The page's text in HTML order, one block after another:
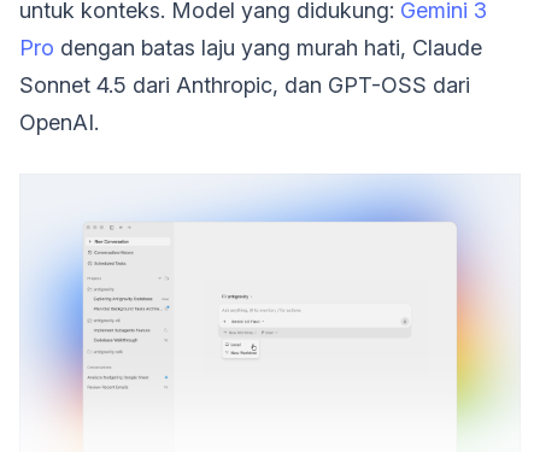
untuk konteks. Model yang didukung: Gemini 3
Pro dengan batas laju yang murah hati, Claude
Sonnet 4.5 dari Anthropic, dan GPT-OSS dari
OpenAI.